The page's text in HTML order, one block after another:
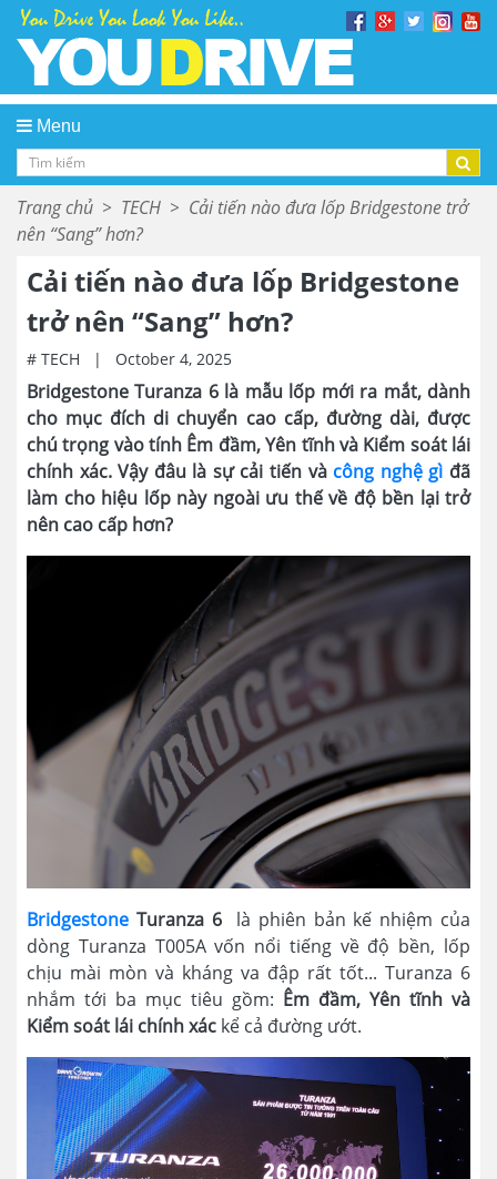
Menu
Trang chủ > TECH > Cải tiến nào đưa lốp Bridgestone trở
nên “Sang” hơn?
Cải tiến nào đưa lốp Bridgestone
trở nên “Sang” hơn?
# TECH | October 4, 2025
Bridgestone Turanza 6 là mẫu lốp mới ra mắt, dành
cho mục đích di chuyển cao cấp, đường dài, được
chú trọng vào tính Êm đầm, Yên tĩnh và Kiểm soát lái
chính xác. Vậy đâu là sự cải tiến và công nghệ gì đã
làm cho hiệu lốp này ngoài ưu thế về độ bền lại trở
nên cao cấp hơn?
Bridgestone Turanza 6
là phiên bản kế nhiệm của
dòng Turanza T005A vốn nổi tiếng về độ bền, lốp
chịu mài mòn và kháng va đập rất tốt... Turanza 6
nhắm tới ba mục tiêu gồm: Êm đầm, Yên tĩnh và
Kiểm soát lái chính xác kể cả đường ướt.